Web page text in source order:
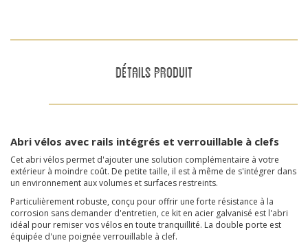
DÉTAILS PRODUIT
Abri vélos avec rails intégrés et verrouillable à clefs
Cet abri vélos permet d'ajouter une solution complémentaire à votre
extérieur à moindre coût. De petite taille, il est à même de s'intégrer dans
un environnement aux volumes et surfaces restreints.
Particulièrement robuste, conçu pour offrir une forte résistance à la
corrosion sans demander d'entretien, ce kit en acier galvanisé est l'abri
idéal pour remiser vos vélos en toute tranquillité. La double porte est
équipée d'une poignée verrouillable à clef.